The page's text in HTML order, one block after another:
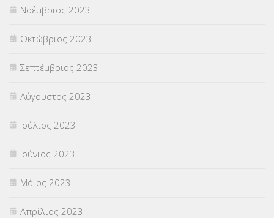
Νοέμβριος 2023
Οκτώβριος 2023
Σεπτέμβριος 2023
Αύγουστος 2023
Ιούλιος 2023
Ιούνιος 2023
Μάιος 2023
Απρίλιος 2023